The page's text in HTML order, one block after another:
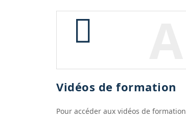
Vidéos de formation
Pour accéder aux vidéos de formation